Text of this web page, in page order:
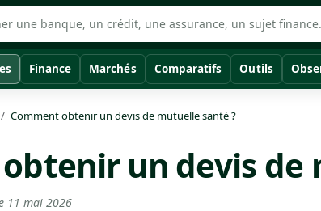
Finance Marchés Comparatifs Outils
Comment obtenir un devis de mutuelle santé ?
un devis de
11 mai 2026